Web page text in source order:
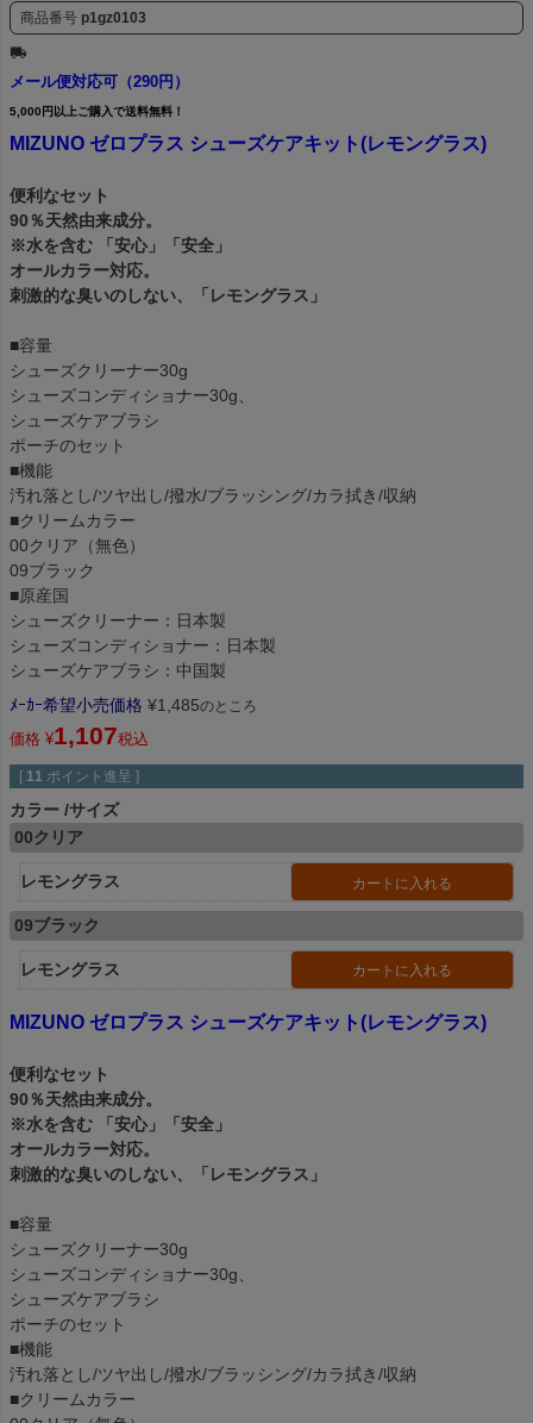
商品番号 p1gz0103
メール便対応可（290円）
5,000円以上ご購入で送料無料！
MIZUNO ゼロプラス シューズケアキット(レモングラス)
便利なセット
90％天然由来成分。
※水を含む 「安心」「安全」
オールカラー対応。
刺激的な臭いのしない、「レモングラス」
■容量
シューズクリーナー30g
シューズコンディショナー30g、
シューズケアブラシ
ポーチのセット
■機能
汚れ落とし/ツヤ出し/撥水/ブラッシング/カラ拭き/収納
■クリームカラー
00クリア（無色）
09ブラック
■原産国
シューズクリーナー：日本製
シューズコンディショナー：日本製
シューズケアブラシ：中国製
ﾒｰｶｰ希望小売価格 ¥1,485のところ
価格 ¥1,107税込
[ 11 ポイント進呈 ]
カラー サイズ
00クリア
レモングラス カートに入れる
09ブラック
レモングラス カートに入れる
MIZUNO ゼロプラス シューズケアキット(レモングラス)
便利なセット
90％天然由来成分。
※水を含む 「安心」「安全」
オールカラー対応。
刺激的な臭いのしない、「レモングラス」
■容量
シューズクリーナー30g
シューズコンディショナー30g、
シューズケアブラシ
ポーチのセット
■機能
汚れ落とし/ツヤ出し/撥水/ブラッシング/カラ拭き/収納
■クリームカラー